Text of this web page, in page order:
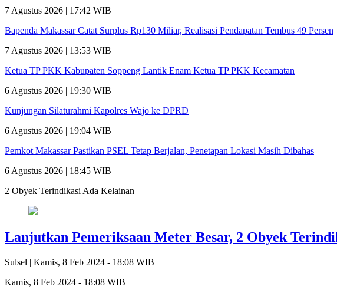
7 Agustus 2026 | 17:42 WIB
Bapenda Makassar Catat Surplus Rp130 Miliar, Realisasi Pendapatan Tembus 49 Persen
7 Agustus 2026 | 13:53 WIB
Ketua TP PKK Kabupaten Soppeng Lantik Enam Ketua TP PKK Kecamatan
6 Agustus 2026 | 19:30 WIB
Kunjungan Silaturahmi Kapolres Wajo ke DPRD
6 Agustus 2026 | 19:04 WIB
Pemkot Makassar Pastikan PSEL Tetap Berjalan, Penetapan Lokasi Masih Dibahas
6 Agustus 2026 | 18:45 WIB
2 Obyek Terindikasi Ada Kelainan
Lanjutkan Pemeriksaan Meter Besar, 2 Obyek
Sulsel | Kamis, 8 Feb 2024 - 18:08 WIB
Kamis, 8 Feb 2024 - 18:08 WIB